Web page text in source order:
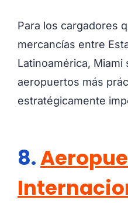
Para los cargadores
mercancías entre
Latinoamérica,
aeropuertos más
estratégicamente
8.